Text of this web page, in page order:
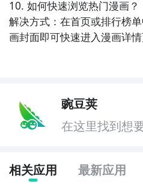
10. 如何快速浏览热门漫画？
解决方式：在首页或排行榜
画封面即可快速进入漫画详情
豌豆荚
在这里找到想
相关应用 最新应用